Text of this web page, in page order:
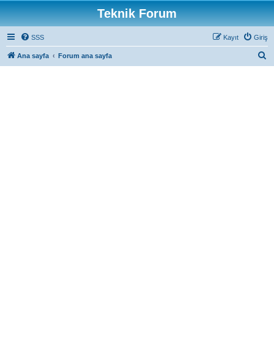
Teknik Forum
SSS Giriş
Kayıt
Ana sayfa Forum ana sayfa